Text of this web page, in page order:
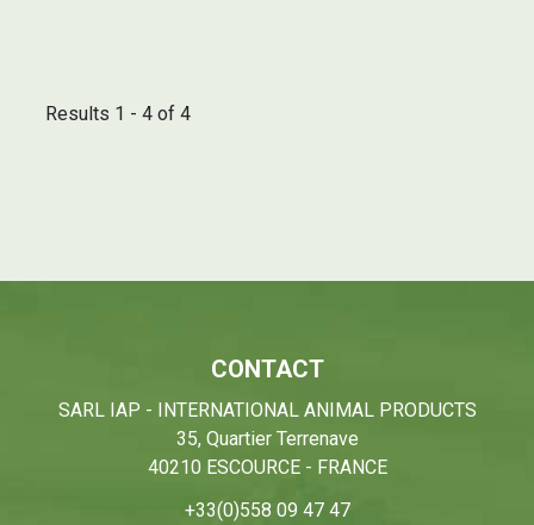
Results 1 - 4 of 4
CONTACT
SARL IAP - INTERNATIONAL ANIMAL PRODUCTS
35, Quartier Terrenave
40210 ESCOURCE - FRANCE
+33(0)558 09 47 47